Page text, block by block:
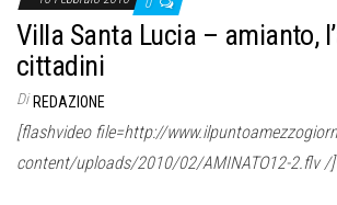
0
Villa Santa Lucia – amianto,
cittadini
Di REDAZIONE
[flashvideo file=http://
content/uploads/2010/02/AMINATO12-2.flv /]